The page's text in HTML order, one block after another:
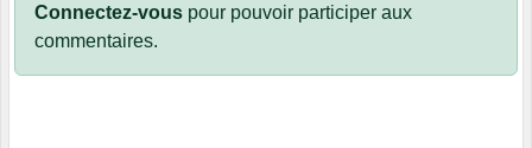
Connectez-vous pour pouvoir participer aux
commentaires.